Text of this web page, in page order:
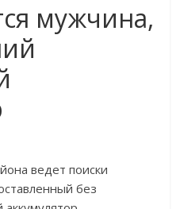
мужчина,
ведет поиски
без